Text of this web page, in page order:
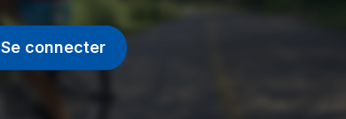
Se connecter